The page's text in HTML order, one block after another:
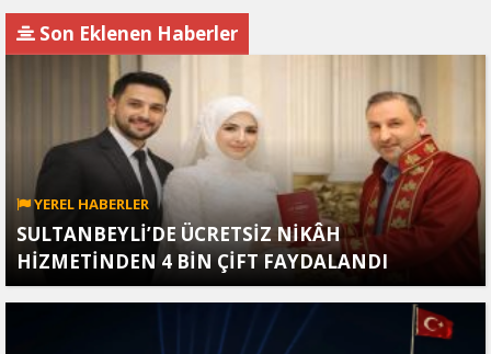
Son Eklenen Haberler
YEREL HABERLER
SULTANBEYLİ’DE ÜCRETSİZ NİKÂH
HİZMETİNDEN 4 BİN ÇİFT FAYDALANDI